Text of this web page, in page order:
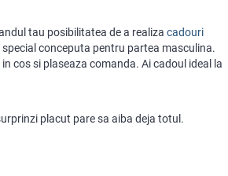
tau posibilitatea de a realiza cadouri
conceputa pentru partea masculina.
cos si plaseaza comanda. Ai cadoul ideal la
placut pare sa aiba deja totul.